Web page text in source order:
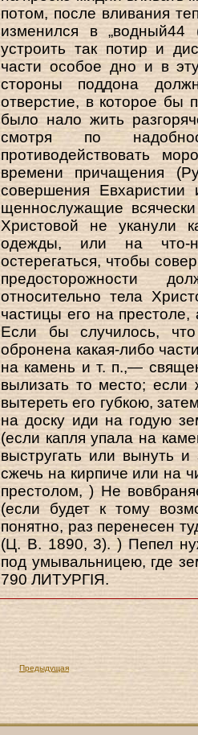
потом, после вливания
изменился в
устроить так потир и
части особое дно и в
стороны поддона
отверстие, в которое бы
было нало жить
смотря по
противодействовать
времени причащения
совершения
щеннослужащие
Христовой не уканули
одежды, или на что-
остерегаться, чтобы
предосторожности
относительно тела
частицы его на
Если бы случилось,
обронена какая-либо
на камень и т. п.,—
вылизать то место;
вытереть его губкою,
на доску иди на годую
(если капля упала на
выстругать или вынуть
сжечь на кирпиче или на
престолом, ) Не
(если будет к тому
понятно, раз перенесен
(Ц. В. 1890, 3). ) Пепел
под умывальницею, где
790 ЛИТУРГІЯ.
Предыдущая